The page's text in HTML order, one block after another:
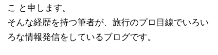
こ と申します。
そんな経歴を持つ筆者が、旅行のプロ目線でいろい
ろな情報発信をしているブログです。